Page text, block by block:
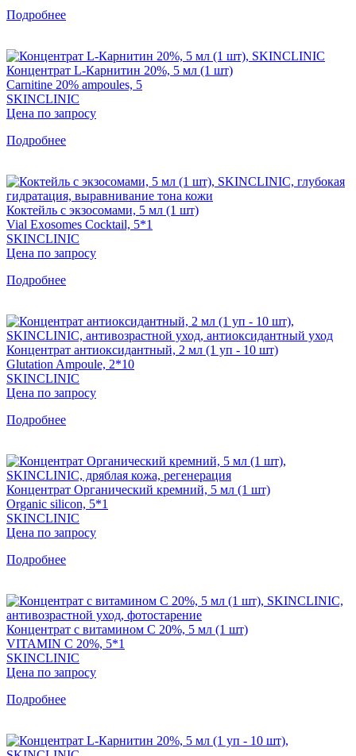
Подробнее
Концентрат L-Карнитин 20%, 5 мл (1 шт)
Carnitine 20% ampoules, 5
SKINCLINIC
Цена по запросу
Подробнее
Коктейль с экзосомами, 5 мл (1 шт)
Vial Exosomes Cocktail, 5*1
SKINCLINIC
Цена по запросу
Подробнее
Концентрат антиоксидантный, 2 мл (1 уп - 10 шт)
Glutation Ampoule, 2*10
SKINCLINIC
Цена по запросу
Подробнее
Концентрат Органический кремний, 5 мл (1 шт)
Organic silicon, 5*1
SKINCLINIC
Цена по запросу
Подробнее
Концентрат с витамином С 20%, 5 мл (1 шт)
VITAMIN C 20%, 5*1
SKINCLINIC
Цена по запросу
Подробнее